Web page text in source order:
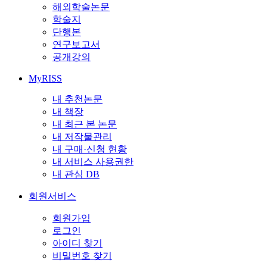
해외학술논문
학술지
단행본
연구보고서
공개강의
MyRISS
내 추천논문
내 책장
내 최근 본 논문
내 저작물관리
내 구매·신청 현황
내 서비스 사용권한
내 관심 DB
회원서비스
회원가입
로그인
아이디 찾기
비밀번호 찾기